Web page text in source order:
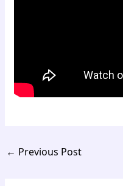
← Previous Post